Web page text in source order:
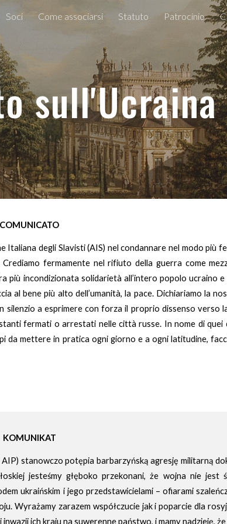
Skip to navigation
Soci Come associarsi Statuto Patrocinio
sull'Ucraina
COMUNICATO
degli Slavisti (AIS) nel condannare nel modo più
fermamente nel rifiuto della guerra come
più incondizionata solidarietà all’intero popolo ucraino
bene più alto dell’umanità, la pace. Dichiariamo la
a esprimere con forza il proprio dissenso verso
fermati o arrestati nelle città russe. In nome di quei
mettere in pratica ogni giorno e a ogni latitudine,
KOMUNIKAT
stanowczo potępia barbarzyńską agresję militarną
jesteśmy głęboko przekonani, że wojna nie jest
ukraińskim i jego przedstawicielami – ofiarami
Wyrażamy zarazem współczucie jak i poparcie dla
ich kraju na suwerenne państwo, i mamy nadzieję,